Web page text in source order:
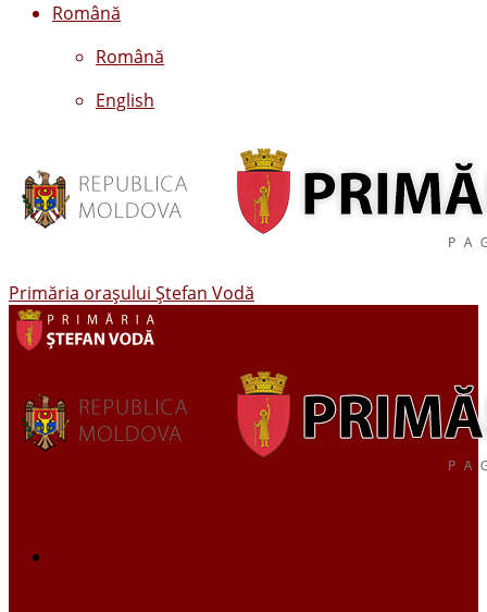
Română
Română
English
Primăria oraşului Ştefan Vodă